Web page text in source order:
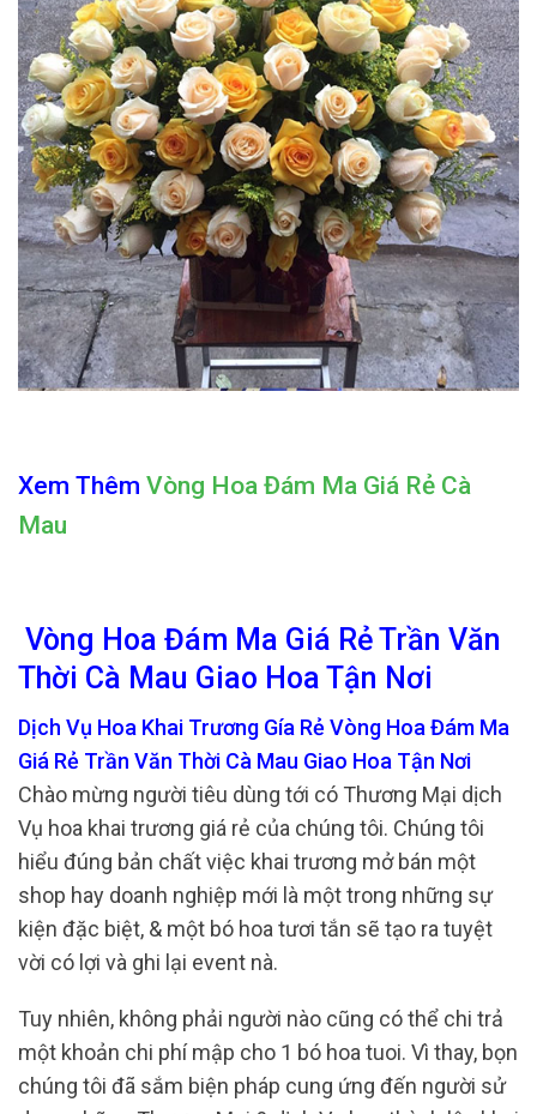
Xem Thêm Vòng Hoa Đám Ma Giá Rẻ Cà
Mau
Vòng Hoa Đám Ma Giá Rẻ Trần Văn
Thời Cà Mau Giao Hoa Tận Nơi
Dịch Vụ Hoa Khai Trương Gía Rẻ Vòng Hoa Đám Ma
Giá Rẻ Trần Văn Thời Cà Mau Giao Hoa Tận Nơi
Chào mừng người tiêu dùng tới có Thương Mại dịch
Vụ hoa khai trương giá rẻ của chúng tôi. Chúng tôi
hiểu đúng bản chất việc khai trương mở bán một
shop hay doanh nghiệp mới là một trong những sự
kiện đặc biệt, & một bó hoa tươi tắn sẽ tạo ra tuyệt
vời có lợi và ghi lại event nà.
Tuy nhiên, không phải người nào cũng có thể chi trả
một khoản chi phí mập cho 1 bó hoa tuoi. Vì thay, bọn
chúng tôi đã sắm biện pháp cung ứng đến người sử